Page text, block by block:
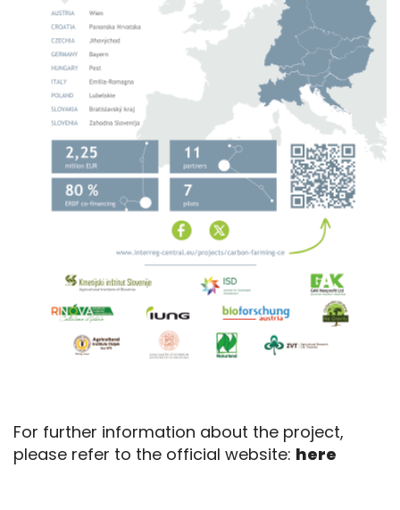
For further information about the project,
please refer to the official website: here